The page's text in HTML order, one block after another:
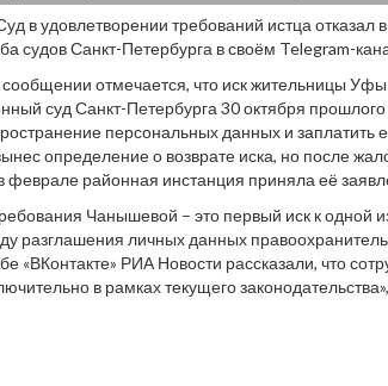
в удовлетворении требований истца
судов Санкт-Петербурга в своём Telegram-
сообщении отмечается, что иск жительницы
суд Санкт-Петербурга 30 октября
персональных данных и
определение о возврате иска, но после
феврале районная инстанция приняла её
Чанышевой – это первый иск к одной
разглашения личных данных
«ВКонтакте» РИА Новости рассказали, что
в рамках текущего